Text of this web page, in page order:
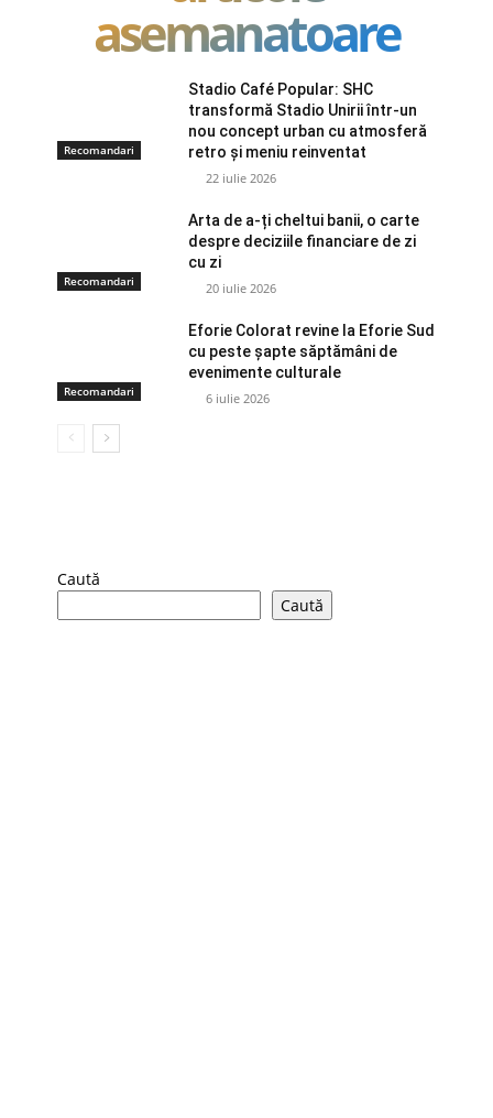
asemanatoare
Recomandari
Stadio Café Popular: SHC
transformă Stadio Unirii într-un
nou concept urban cu atmosferă
retro și meniu reinventat
22 iulie 2026
Recomandari
Arta de a-ți cheltui banii, o carte
despre deciziile financiare de zi
cu zi
20 iulie 2026
Recomandari
Eforie Colorat revine la Eforie Sud
cu peste șapte săptămâni de
evenimente culturale
6 iulie 2026
Caută
Caută